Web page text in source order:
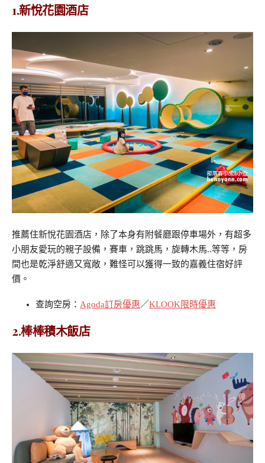
1.新悅花園酒店
推薦住新悅花園酒店，除了本身有附餐廳跟停車場外，有超多
小朋友愛玩的親子設備，賽車，跳跳馬，旋轉木馬..等等，房
間也是乾淨舒適又寬敞，難怪可以獲得一致的嘉義住宿好評
價。
查詢空房： Agoda訂房優惠／KLOOK限時優惠
2.棒棒積木飯店